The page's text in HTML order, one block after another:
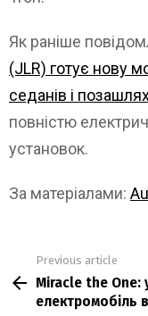
Як раніше
(JLR) готує нову
седанів і
повністю
установок.
За матеріалами:
more
Previous article
Miracle the One:
електромобіль